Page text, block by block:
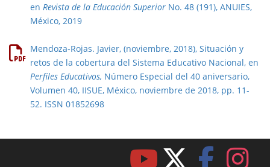
en Revista de la Educación Superior No. 48 (191), ANUIES,
México, 2019
Mendoza-Rojas. Javier, (noviembre, 2018), Situación y
retos de la cobertura del Sistema Educativo Nacional, en
Perfiles Educativos, Número Especial del 40 aniversario,
Volumen 40, IISUE, México, noviembre de 2018, pp. 11-
52. ISSN 01852698